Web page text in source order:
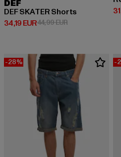
DEF
DEF SKATER Shorts
34,19 EUR
Derzeitiger Preis: 34,19 EUR
44,99 EURAktionspreis:
-28% -